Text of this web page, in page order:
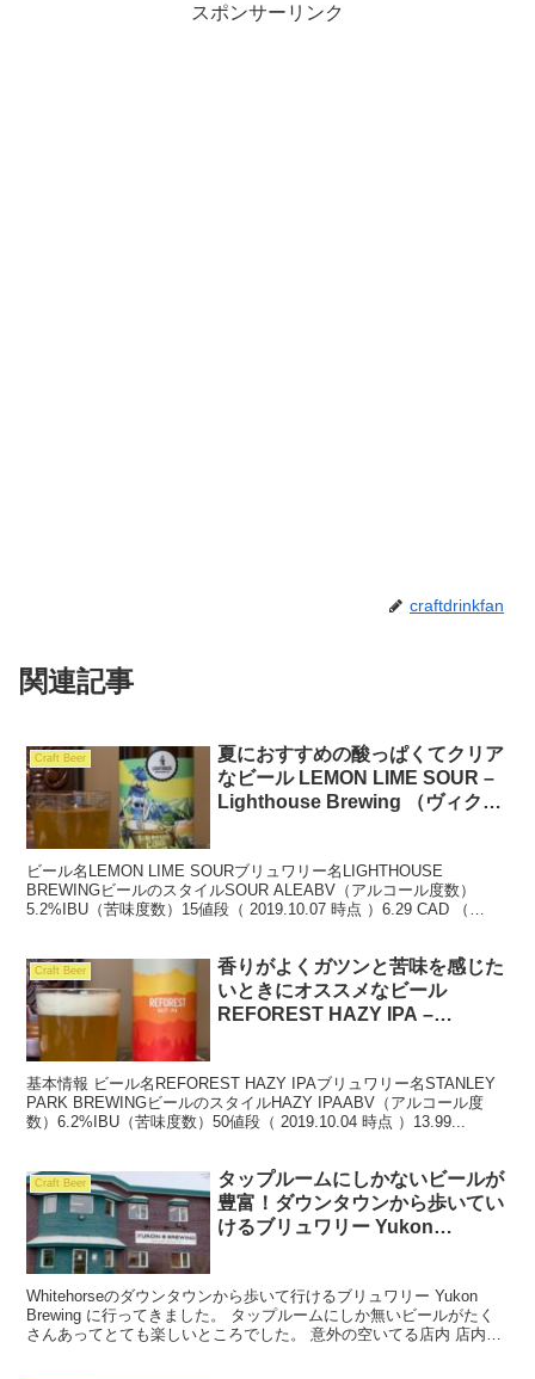
スポンサーリンク
craftdrinkfan
関連記事
Craft Beer
夏におすすめの酸っぱくてクリア
なビール LEMON LIME SOUR –
Lighthouse Brewing （ヴィクト
ビール名LEMON LIME SOURブリュワリー名LIGHTHOUSE
BREWINGビールのスタイルSOUR ALEABV（アルコール度数）
5.2%IBU（苦味度数）15値段（ 2019.10.07 時点 ）6.29 CAD （
Craft Beer
香りがよくガツンと苦味を感じた
いときにオススメなビール
REFOREST HAZY IPA –
ル）
基本情報 ビール名REFOREST HAZY IPAブリュワリー名STANLEY
PARK BREWINGビールのスタイルHAZY IPAABV（アルコール度
数）6.2%IBU（苦味度数）50値段（ 2019.10.04 時点 ）13.99...
Craft Beer
タップルームにしかないビールが
豊富！ダウンタウンから歩いてい
けるブリュワリー Yukon
Whitehorseのダウンタウンから歩いて行けるブリュワリー Yukon
Brewing に行ってきました。 タップルームにしか無いビールがたく
さんあってとても楽しいところでした。 意外の空いてる店内 店内に